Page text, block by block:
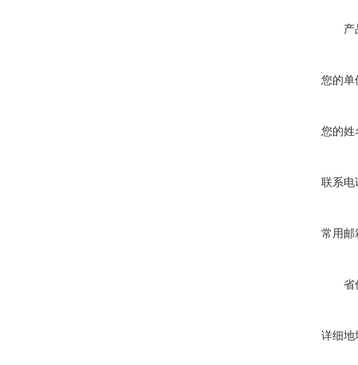
产
您的单
您的姓
联系电
常用邮
省
详细地